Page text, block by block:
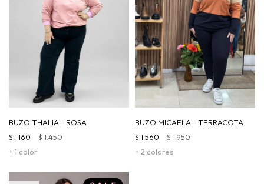
BUZO THALIA - ROSA
+ 1 color
$ 1.160 $1.450
BUZO MICAELA - TERRACOTA
+ 2 colores
$ 1.560 $1.950